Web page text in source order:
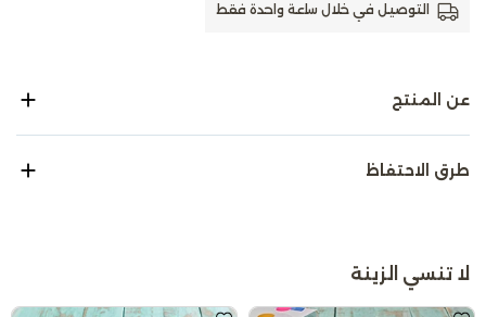
التوصيل في خلال ساعة واحدة فقط
عن المنتج
طرق الاحتفاظ
لا تنسي الزينة